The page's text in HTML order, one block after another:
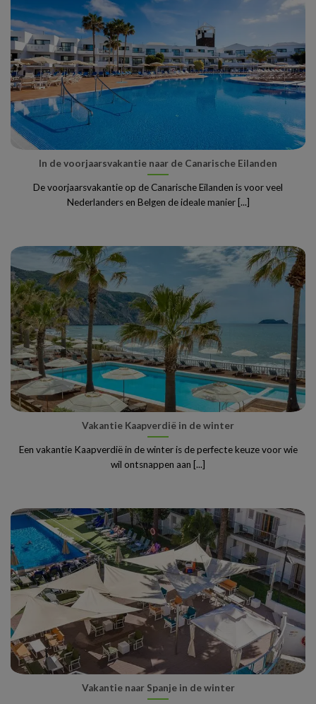
In de voorjaarsvakantie naar de Canarische Eilanden
De voorjaarsvakantie op de Canarische Eilanden is voor veel
Nederlanders en Belgen de ideale manier [...]
Vakantie Kaapverdië in de winter
Een vakantie Kaapverdië in de winter is de perfecte keuze voor wie
wil ontsnappen aan [...]
Vakantie naar Spanje in de winter